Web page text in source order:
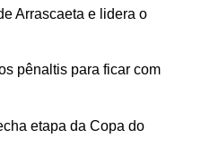
Arrascaeta e lidera o
pênaltis para ficar com
etapa da Copa do